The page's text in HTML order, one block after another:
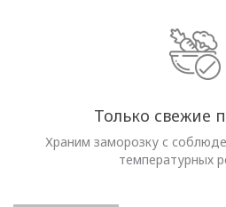
Только свежие
Храним заморозку с
температурных